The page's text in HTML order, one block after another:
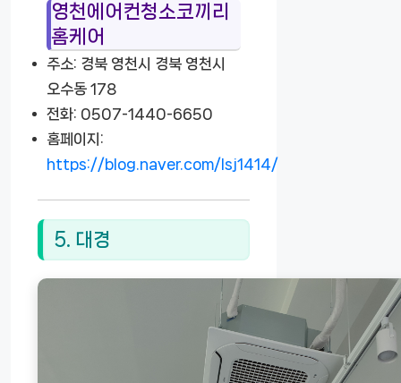
영천에어컨청소코끼리
홈케어
주소: 경북 영천시 경북 영천시
오수동 178
전화: 0507-1440-6650
홈페이지:
https://blog.naver.com/lsj1414/
5. 대경